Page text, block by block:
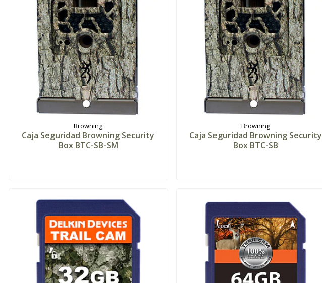
Browning
Caja Seguridad Browning Security
Box BTC-SB-SM
Browning
Caja Seguridad Browning Security
Box BTC-SB